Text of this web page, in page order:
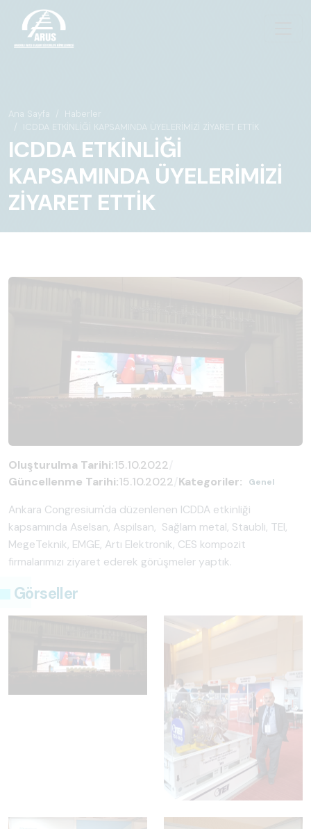
Ana Sayfa
Haberler
ICDDA ETKİNLİĞİ KAPSAMINDA ÜYELERİMİZİ ZİYARET ETTİK
ICDDA ETKİNLİĞİ
KAPSAMINDA ÜYELERİMİZİ
ZİYARET ETTİK
Oluşturulma Tarihi:15.10.2022
Güncellenme Tarihi:15.10.2022 Kategoriler: Genel
Ankara Congresium'da düzenlenen ICDDA etkinliği
kapsamında Aselsan, Aspilsan, Sağlam metal, Staubli, TEI,
MegeTeknik, EMGE, Artı Elektronik, CES kompozit
firmalarımızı ziyaret ederek görüşmeler yaptık.
Görseller